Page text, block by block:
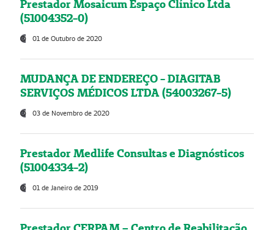
Prestador Mosaicum Espaço Clínico Ltda
(51004352-0)
01 de Outubro de 2020
MUDANÇA DE ENDEREÇO - DIAGITAB
SERVIÇOS MÉDICOS LTDA (54003267-5)
03 de Novembro de 2020
Prestador Medlife Consultas e Diagnósticos
(51004334-2)
01 de Janeiro de 2019